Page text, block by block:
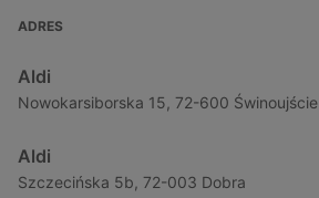
ADRES
Aldi
Nowokarsiborska 15, 72-600 Świnoujście
Aldi
Szczecińska 5b, 72-003 Dobra